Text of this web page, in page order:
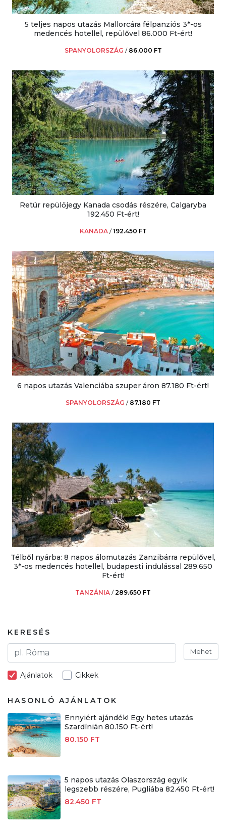
5 teljes napos utazás Mallorcára félpanziós 3*-os
medencés hotellel, repülővel 86.000 Ft-ért!
SPANYOLORSZÁG / 86.000 FT
Retúr repülőjegy Kanada csodás részére, Calgaryba
192.450 Ft-ért!
KANADA /192.450 FT
6 napos utazás Valenciába szuper áron 87.180 Ft-ért!
SPANYOLORSZÁG / 87.180 FT
Télből nyárba: 8 napos álomutazás Zanzibárra repülővel,
3*-os medencés hotellel, budapesti indulással 289.650
Ft-ért!
TANZÁNIA /289.650 FT
KERESÉS
Mehet
Ajánlatok Cikkek
HASONLÓ AJÁNLATOK
Ennyiért ajándék! Egy hetes utazás
Szardínián 80.150 Ft-ért!
80.150 FT
5 napos utazás Olaszország egyik
legszebb részére, Pugliába 82.450 Ft-ért!
82.450 FT